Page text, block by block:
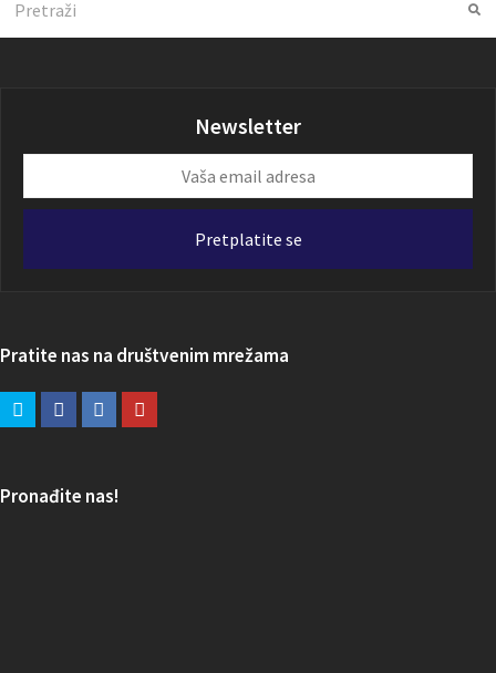
Newsletter
email
Pretplatite se
Pratite nas na društvenim mrežama
Pronađite nas!